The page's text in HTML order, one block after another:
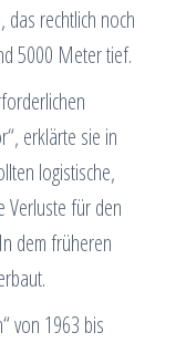
das rechtlich noch
5000 Meter tief.
erklärte sie in
logistische,
Verluste für den
dem früheren
von 1963 bis